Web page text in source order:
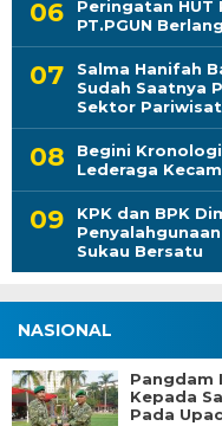
Peringatan HUT
PT.PGUN
Salma Hanifah
Sudah Saatnya
Sektor
Begini
Lederaga
KPK dan BPK
Sukau Bersatu
NASIONAL
Pangdam
Kepada
Pada